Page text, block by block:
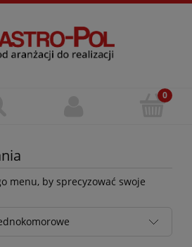
menu, by sprecyzować swoje